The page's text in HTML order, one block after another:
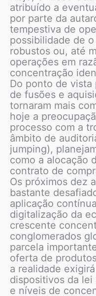
atribuído a
por parte da
tempestiva de
possibilidade de
robustos ou, até
operações em
concentração
Do ponto de vista
de fusões e
tornaram mais
hoje a
processo com a
âmbito de
jumping),
como a alocação
contrato de
Os próximos dez
bastante
aplicação
digitalização da
crescente
conglomerados
parcela
oferta de
a realidade
dispositivos da
e níveis de